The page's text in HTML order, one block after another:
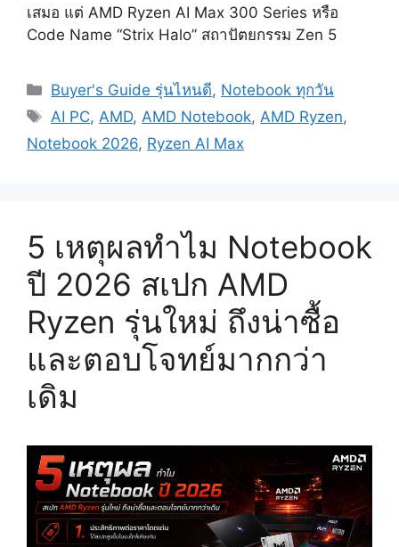
เสมอ แต่ AMD Ryzen AI Max 300 Series หรือ
Code Name “Strix Halo” สถาปัตยกรรม Zen 5
Categories
Buyer's Guide รุ่นไหนดี, Notebook ทุกวัน
Tags
AI PC, AMD, AMD Notebook, AMD Ryzen,
Notebook 2026, Ryzen AI Max
5 เหตุผลทำไม Notebook
ปี 2026 สเปก AMD
Ryzen รุ่นใหม่ ถึงน่าซื้อ
และตอบโจทย์มากกว่า
เดิม